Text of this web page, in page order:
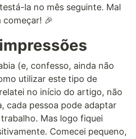
la no mês seguinte. Mal
começar! 🎉
(e, confesso, ainda não
utilizar este tipo de
no início do artigo, não
cada pessoa pode adaptar
Mas logo fiquei
Comecei pequeno,